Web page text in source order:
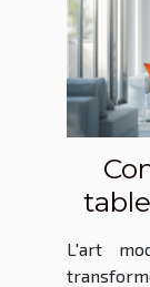
L'art